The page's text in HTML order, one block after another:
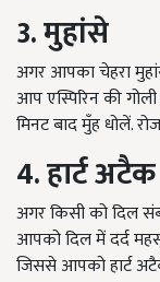
3. मुहांसे
अगर आपका चेहरा
आप एस्पिरिन की
मिनट बाद मुँह धोलें.
4. हार्ट अटैक
अगर किसी को दिल
आपको दिल में दर्द
जिससे आपको हार्ट